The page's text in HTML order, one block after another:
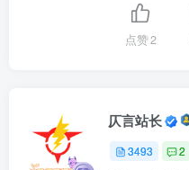
点赞2
仄言站长
3493 2